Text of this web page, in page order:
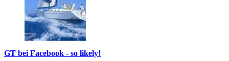
GT bei Facebook - so likely!